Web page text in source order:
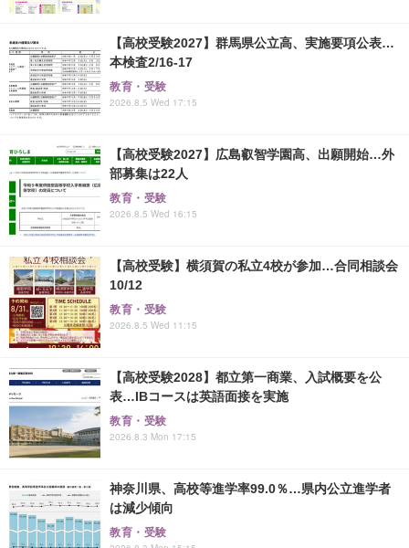
【高校受験2027】群馬県公立高、実施要項公表…
本検査2/16-17
教育・受験
2026.8.5 Wed 17:15
【高校受験2027】広島叡智学園高、出願開始…外
部募集は22人
教育・受験
2026.8.5 Wed 16:15
【高校受験】横須賀の私立4校が参加…合同相談会
10/12
教育・受験
2026.8.5 Wed 11:15
【高校受験2028】都立第一商業、入試概要を公
表…IBコースは英語面接を実施
教育・受験
2026.8.3 Mon 17:15
神奈川県、高校等進学率99.0％…県内公立進学者
は減少傾向
教育・受験